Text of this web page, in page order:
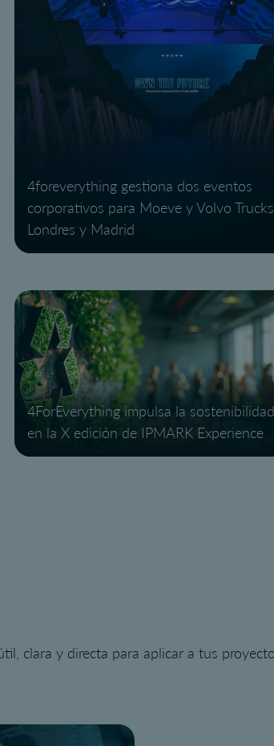
4foreverything gestiona dos eventos
corporativos para Moeve y Volvo
Londres y Madrid
4ForEverything impulsa la sostenibilidad
en la X edición de IPMARK Experience
clara y directa para aplicar a tus